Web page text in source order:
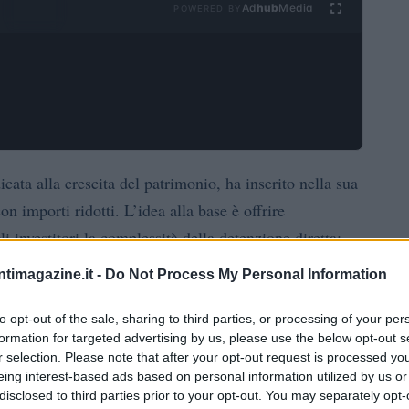
- Do Not Process My Personal Information
opt-out of the sale, sharing to third parties, or processing of your
for targeted advertising by us, please use the below opt-out
selection. Please note that after your opt-out request is processed
interest-based ads based on personal information utilized by us
to third parties prior to your opt-out. You may separately
Ad hubMedia
alla crescita del patrimonio, ha inserito nella sua
importi ridotti. L’idea alla base è offrire
investitori la complessità della detenzione diretta:
iniziare a costruire una posizione. Questo approccio
consolidata con gli
gestire diversi asset nello stesso ambiente.
player globali consolidati come BlackRock iShares
replica il prezzodell’attività sottostante e si negozia